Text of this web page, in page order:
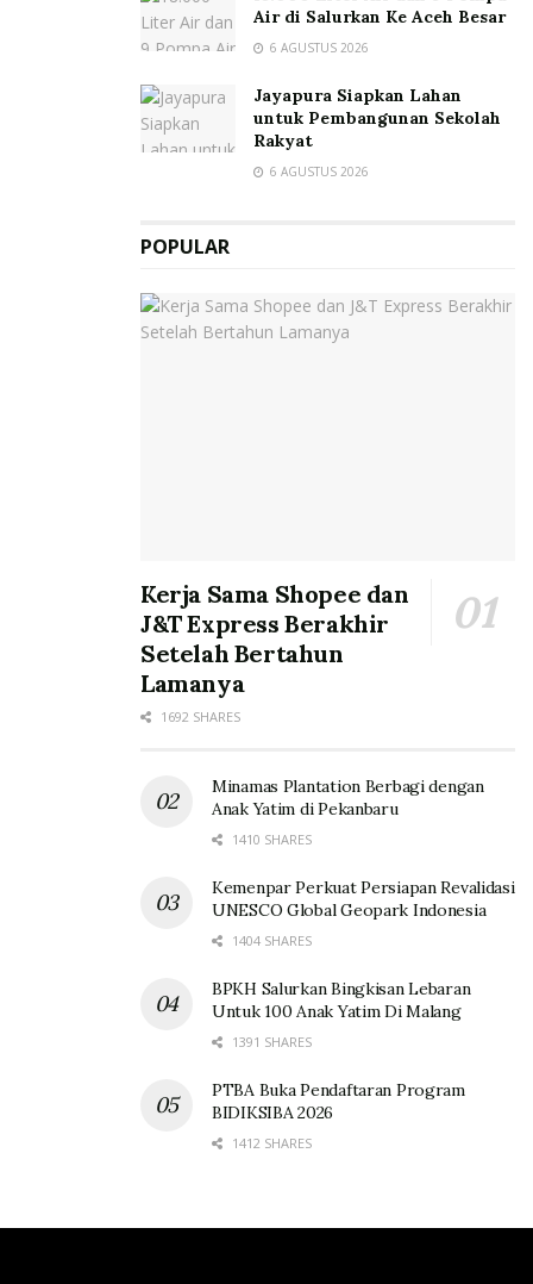
Air di Salurkan Ke Aceh Besar
6 AGUSTUS 2026
Jayapura Siapkan Lahan
untuk Pembangunan Sekolah
Rakyat
6 AGUSTUS 2026
POPULAR
Kerja Sama Shopee dan
J&T Express Berakhir
Setelah Bertahun
Lamanya
1692 SHARES
Minamas Plantation Berbagi dengan
Anak Yatim di Pekanbaru
1410 SHARES
Kemenpar Perkuat Persiapan Revalidasi
UNESCO Global Geopark Indonesia
1404 SHARES
BPKH Salurkan Bingkisan Lebaran
Untuk 100 Anak Yatim Di Malang
1391 SHARES
PTBA Buka Pendaftaran Program
BIDIKSIBA 2026
1412 SHARES